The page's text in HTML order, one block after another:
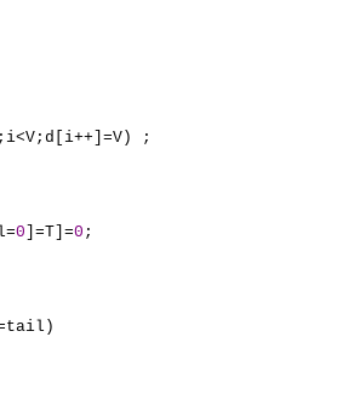
;i<V;d[i++]=V) ;
0 ]=T]=0 ;